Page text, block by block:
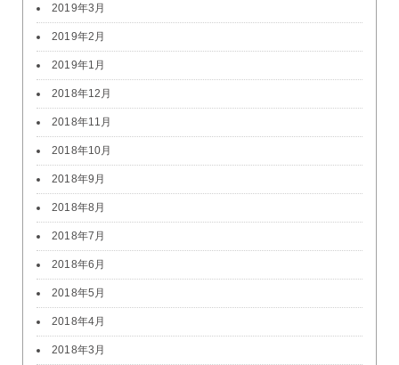
2019年3月
2019年2月
2019年1月
2018年12月
2018年11月
2018年10月
2018年9月
2018年8月
2018年7月
2018年6月
2018年5月
2018年4月
2018年3月